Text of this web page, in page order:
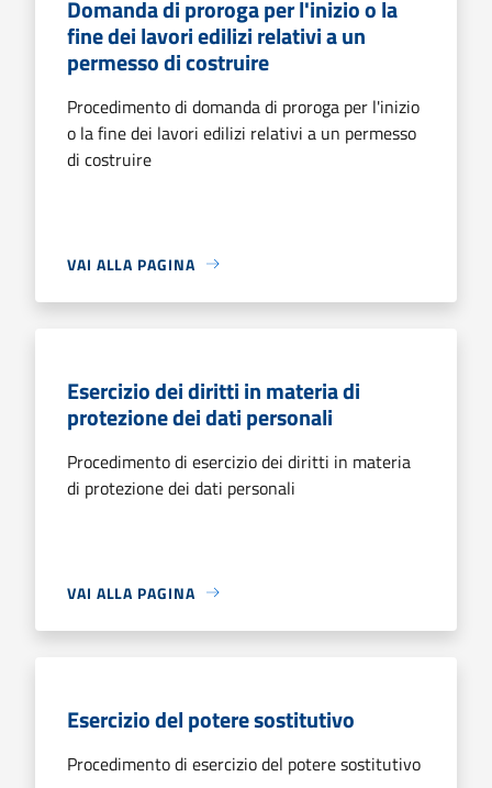
Domanda di proroga per l'inizio o la
fine dei lavori edilizi relativi a un
permesso di costruire
Procedimento di domanda di proroga per l'inizio
o la fine dei lavori edilizi relativi a un permesso
di costruire
VAI ALLA PAGINA
Esercizio dei diritti in materia di
protezione dei dati personali
Procedimento di esercizio dei diritti in materia
di protezione dei dati personali
VAI ALLA PAGINA
Esercizio del potere sostitutivo
Procedimento di esercizio del potere sostitutivo